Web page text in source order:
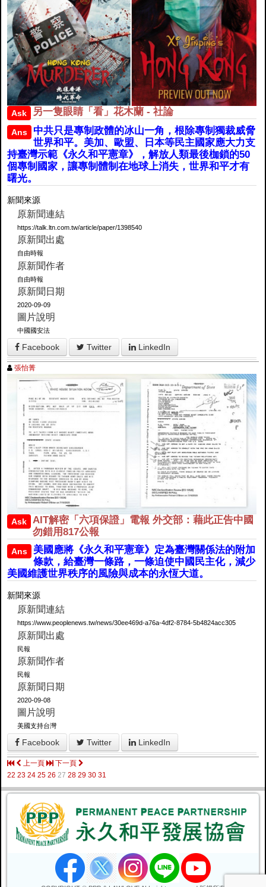
Ask 另一隻眼睛「看」花木蘭 - 社論
Ans
中共只是專制政體的冰山一角，根除專制獨裁威脅
世界和平。美加、歐盟、日本等民主國家應大力支
持臺灣示範《永久和平憲章》，解放人類最後枷鎖的50
個專制國家，讓專制體制在地球上消失，世界和平才有
曙光。
新聞來源
原新聞連結
https://talk.ltn.com.tw/article/paper/1398540
原新聞出處
自由時報
原新聞作者
自由時報
原新聞日期
2020-09-09
圖片說明
中國國安法
Facebook Twitter LinkedIn
張怡菁
Ask
AIT解密「六項保證」電報 外交部：藉此正告中國
勿錯用817公報
Ans
美國應將《永久和平憲章》定為臺灣關係法的附加
條款，給臺灣一條路，一條迫使中國民主化，減少
美國維護世界秩序的風險與成本的永恆大道。
新聞來源
原新聞連結
https://www.peoplenews.tw/news/30ee469d-a76a-4df2-8784-5b4824acc305
原新聞出處
民報
原新聞作者
民報
原新聞日期
2020-09-08
圖片說明
美國支持台灣
Facebook Twitter LinkedIn
上一頁
下一頁
22 23 24 25 26 27 28 29 30 31